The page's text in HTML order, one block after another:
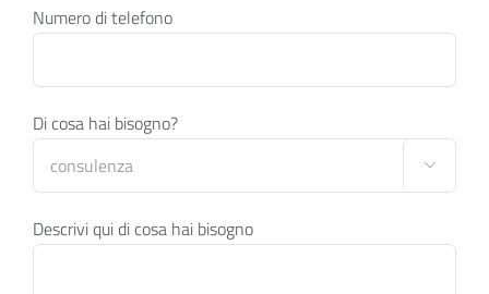
Numero di telefono
Di cosa hai bisogno?

Descrivi qui di cosa hai bisogno